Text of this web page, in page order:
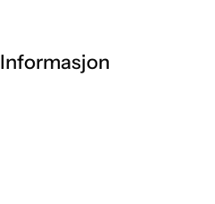
Informasjon